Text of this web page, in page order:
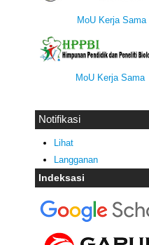
MoU Kerja Sama
MoU Kerja Sama
Notifikasi
Lihat
Langganan
Indeksasi